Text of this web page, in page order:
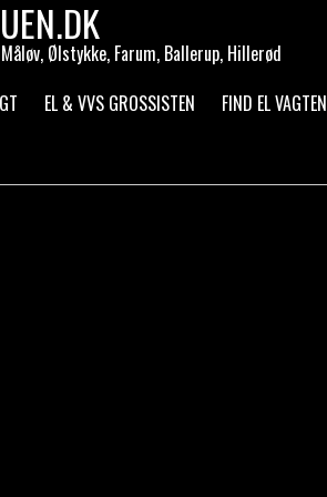
Ølstykke, Farum, Ballerup, Hillerød
EL & VVS GROSSISTEN FIND EL VAGTEN